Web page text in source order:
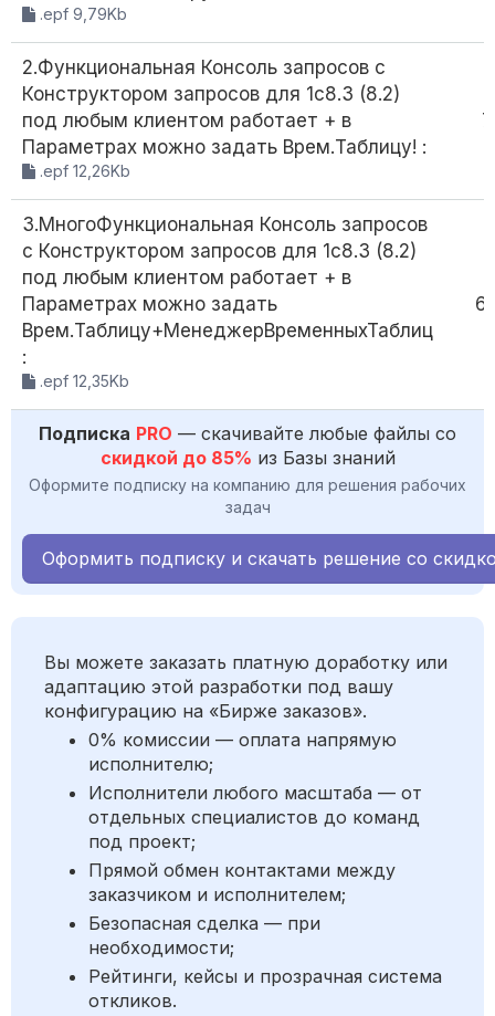
.epf 9,79Kb
2.Функциональная Консоль запросов с
Конструктором запросов для 1с8.3 (8.2)
под любым клиентом работает + в
Параметрах можно задать Врем.Таблицу! :
.epf 12,26Kb
7
3.МногоФункциональная Консоль запросов
с Конструктором запросов для 1с8.3 (8.2)
под любым клиентом работает + в
Параметрах можно задать
Врем.Таблицу+МенеджерВременныхТаблиц
:
.epf 12,35Kb
Подписка PRO — скачивайте любые файлы со
скидкой до 85% из Базы знаний
Оформите подписку на компанию для решения рабочих
задач
Оформить подписку и скачать решение со
Вы можете заказать платную доработку или
адаптацию этой разработки под вашу
конфигурацию на «Бирже заказов».
0% комиссии — оплата напрямую
исполнителю;
Исполнители любого масштаба — от
отдельных специалистов до команд
под проект;
Прямой обмен контактами между
заказчиком и исполнителем;
Безопасная сделка — при
необходимости;
Рейтинги, кейсы и прозрачная система
откликов.